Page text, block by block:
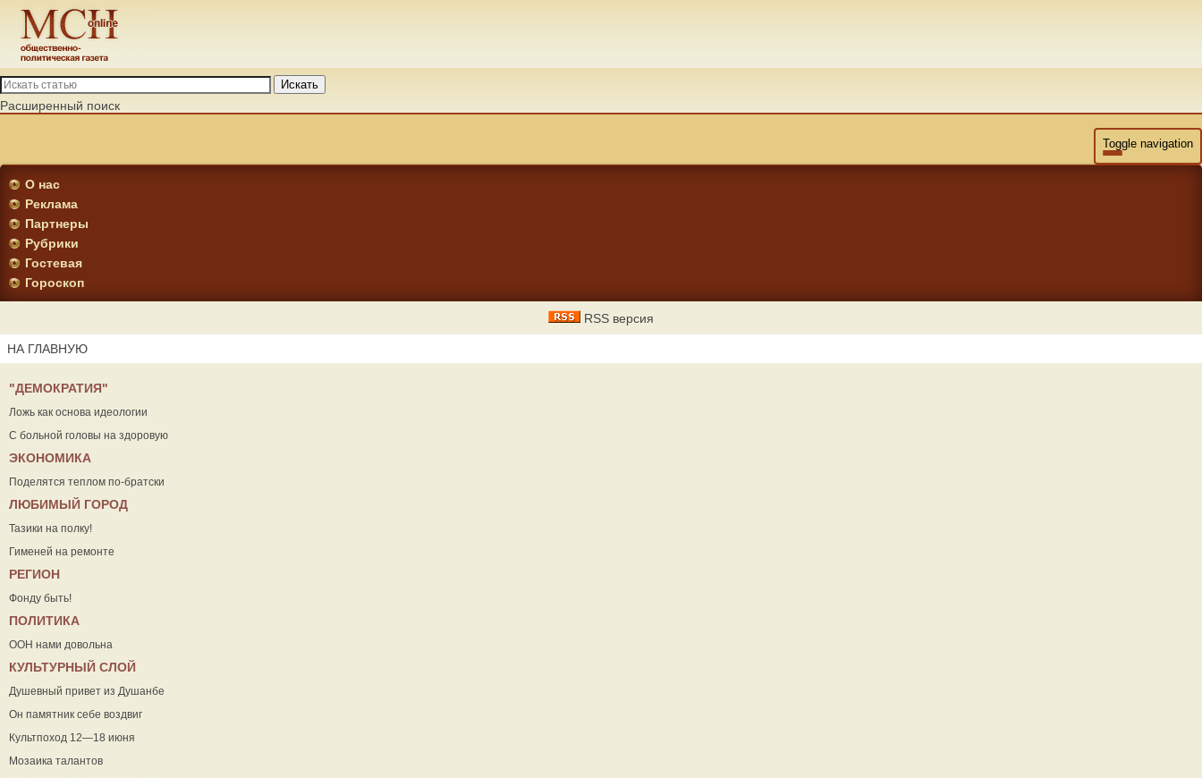
Искать
Расширенный поиск
Toggle navigation
О нас
Реклама
Партнеры
Рубрики
Гостевая
Гороскоп
RSS версия
НА ГЛАВНУЮ
"ДЕМОКРАТИЯ"
Ложь как основа идеологии
С больной головы на здоровую
ЭКОНОМИКА
Поделятся теплом по-братски
ЛЮБИМЫЙ ГОРОД
Тазики на полку!
Гименей на ремонте
РЕГИОН
Фонду быть!
ПОЛИТИКА
ООН нами довольна
КУЛЬТУРНЫЙ СЛОЙ
Душевный привет из Душанбе
Он памятник себе воздвиг
Культпоход 12—18 июня
Мозаика талантов